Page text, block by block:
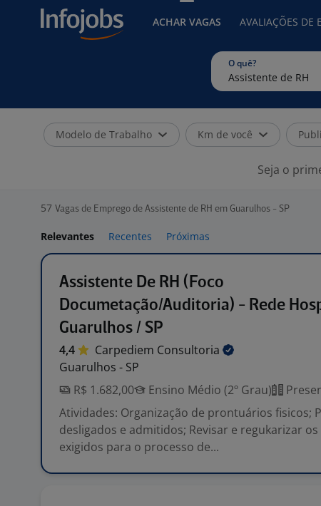
ACHAR VAGAS AVALIAÇÕES DE
O quê?
Modelo de Trabalho Km de você
Seja o
57 Vagas de Emprego de Assistente de RH em Guarulhos - SP
Relevantes Recentes Próximas
Assistente De RH (Foco
Documetação/Auditoria) - Rede
Guarulhos / SP
4,4 Carpediem Consultoria
Guarulhos - SP
R$ 1.682,00
Ensino Médio (2º Grau)
Atividades: Organização de prontuários fisicos;
desligados e admitidos; Revisar e regukarizar
exigidos para o processo de...